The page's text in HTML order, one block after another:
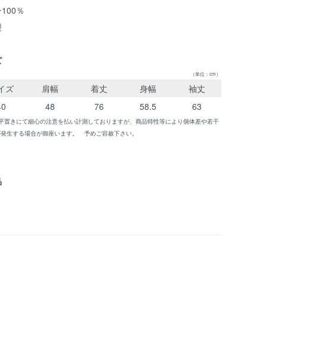
％
（単位：cm）
ズ 肩幅 着丈 身幅
袖丈
48 76 58.5 63
置きにて細心の注意を払い計測しておりますが、商品特性等により個体差や若干
生する場合が御座います。 予めご容赦下さい。